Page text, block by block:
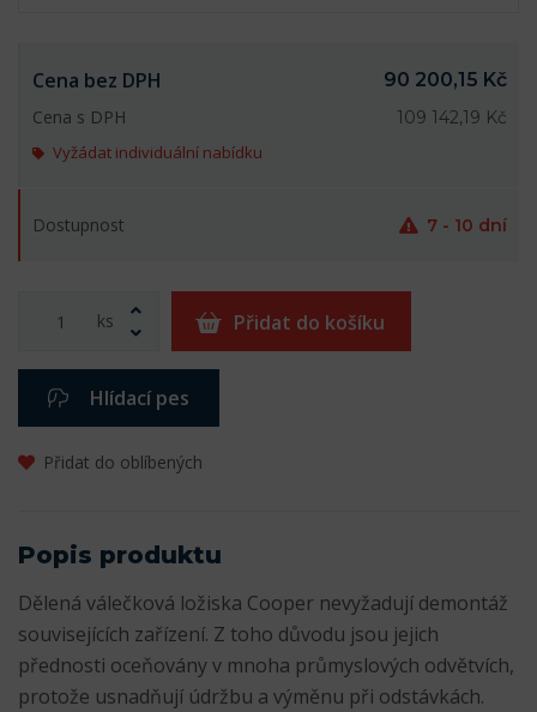
Cena bez DPH
90 200,15 Kč
Cena s DPH
109 142,19 Kč
Vyžádat individuální nabídku
Dostupnost 7 - 10 dní
ks Přidat do košíku
Hlídací pes
Přidat do oblíbených
Popis produktu
Dělená válečková ložiska Cooper nevyžadují demontáž
souvisejících zařízení. Z toho důvodu jsou jejich
přednosti oceňovány v mnoha průmyslových odvětvích,
protože usnadňují údržbu a výměnu při odstávkách.